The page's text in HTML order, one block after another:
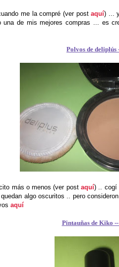
me la compré (ver postaquí) ...
de mis mejores compras ... es
Polvos de deliplús
más o menos (ver postaquí) .. cogí
algo oscuritos .. pero
aquí
Pintauñas de Kiko